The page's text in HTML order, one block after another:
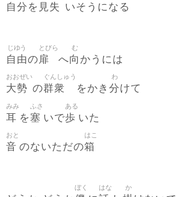
自分 を 見失 いそうになる
自由
じゆう
の扉
とびら
へ向
む
かうには
大勢
おおぜい
の群衆
ぐんしゅう
をかき 分
わ
けて
耳
みみ
を塞
ふさ
いで歩
ある
いた
音
おと
のないただの箱
はこ
ぼく はな か